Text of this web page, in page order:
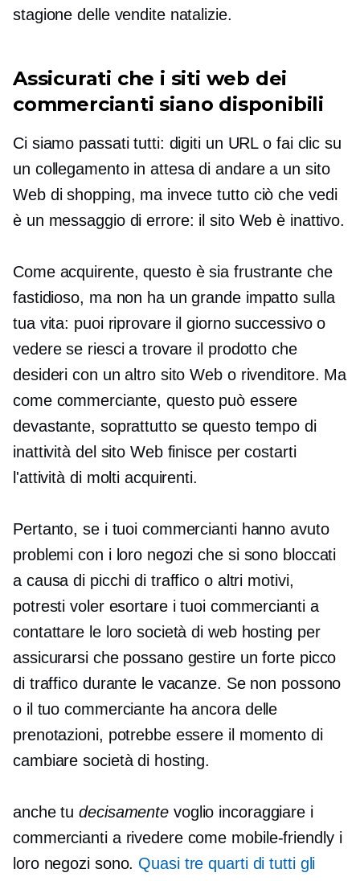
stagione delle vendite natalizie.
Assicurati che i siti web dei
commercianti siano disponibili
Ci siamo passati tutti: digiti un URL o fai clic su
un collegamento in attesa di andare a un sito
Web di shopping, ma invece tutto ciò che vedi
è un messaggio di errore: il sito Web è inattivo.
Come acquirente, questo è sia frustrante che
fastidioso, ma non ha un grande impatto sulla
tua vita: puoi riprovare il giorno successivo o
vedere se riesci a trovare il prodotto che
desideri con un altro sito Web o rivenditore. Ma
come commerciante, questo può essere
devastante, soprattutto se questo tempo di
inattività del sito Web finisce per costarti
l'attività di molti acquirenti.
Pertanto, se i tuoi commercianti hanno avuto
problemi con i loro negozi che si sono bloccati
a causa di picchi di traffico o altri motivi,
potresti voler esortare i tuoi commercianti a
contattare le loro società di web hosting per
assicurarsi che possano gestire un forte picco
di traffico durante le vacanze. Se non possono
o il tuo commerciante ha ancora delle
prenotazioni, potrebbe essere il momento di
cambiare società di hosting.
anche tudecisamente voglio incoraggiare i
commercianti a rivedere come mobile-friendlyi
loro negozi sono. Quasi tre quartidi tutti gli